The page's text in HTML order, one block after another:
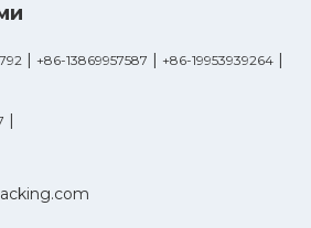
| +86-13869957587 | +86-19953939264|
|